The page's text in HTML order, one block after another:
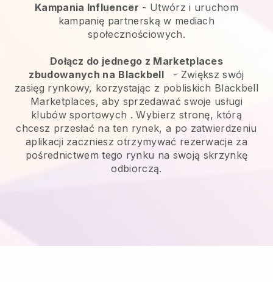
Kampania Influencer - Utwórz i uruchom
kampanię partnerską w mediach
społecznościowych.
Dołącz do jednego z Marketplaces
zbudowanych na Blackbell - Zwiększ swój
zasięg rynkowy, korzystając z pobliskich Blackbell
Marketplaces, aby sprzedawać swoje usługi
klubów sportowych . Wybierz stronę, którą
chcesz przesłać na ten rynek, a po zatwierdzeniu
aplikacji zaczniesz otrzymywać rezerwacje za
pośrednictwem tego rynku na swoją skrzynkę
odbiorczą.